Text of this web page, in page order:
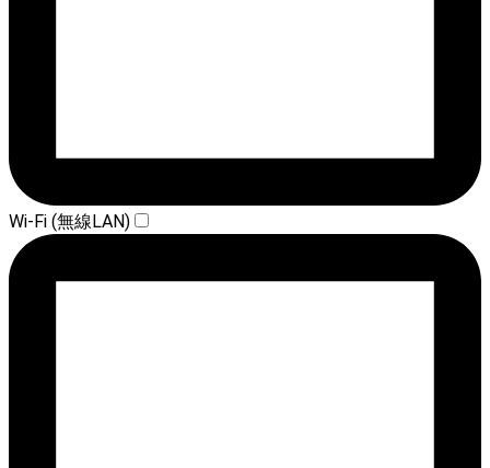
Wi-Fi (無線LAN)